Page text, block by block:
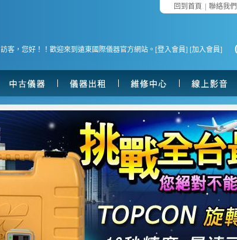
回到首頁 聯絡我們
訪客，您好！！歡迎來到遠東國際儀器官方網站。[登入會員] [加入會員]